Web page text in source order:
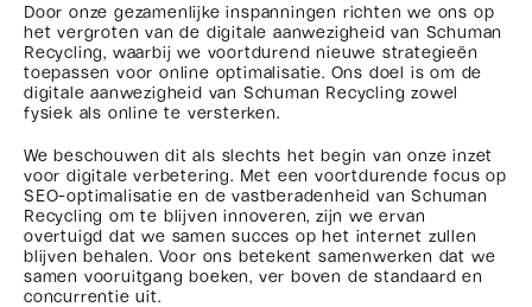
Door onze gezamenlijke inspanningen richten we ons op
het vergroten van de digitale aanwezigheid van Schuman
Recycling, waarbij we voortdurend nieuwe strategieën
toepassen voor online optimalisatie. Ons doel is om de
digitale aanwezigheid van Schuman Recycling zowel
fysiek als online te versterken.
We beschouwen dit als slechts het begin van onze inzet
voor digitale verbetering. Met een voortdurende focus op
SEO-optimalisatie en de vastberadenheid van Schuman
Recycling om te blijven innoveren, zijn we ervan
overtuigd dat we samen succes op het internet zullen
blijven behalen. Voor ons betekent samenwerken dat we
samen vooruitgang boeken, ver boven de standaard en
concurrentie uit.